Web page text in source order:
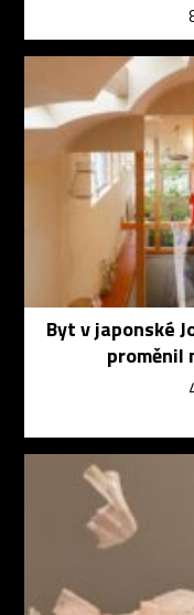
Byt v japonské
proměnil